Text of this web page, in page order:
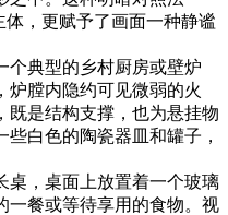
体，更赋予了画面一种静谧
个典型的乡村厨房或壁炉
炉膛内隐约可见微弱的火
既是结构支撑，也为悬挂物
白色的陶瓷器皿和罐子，
桌，桌面上放置着一个玻璃
一餐或等待享用的食物。视